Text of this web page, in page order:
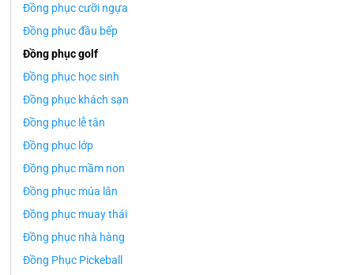
Đồng phục cưỡi ngựa
Đồng phục đầu bếp
Đồng phục golf
Đồng phục học sinh
Đồng phục khách sạn
Đồng phục lễ tân
Đồng phục lớp
Đồng phục mầm non
Đồng phục múa lân
Đồng phục muay thái
Đồng phục nhà hàng
Đồng Phục Pickeball